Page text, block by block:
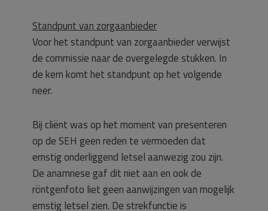
Standpunt van zorgaanbieder
Voor het standpunt van zorgaanbieder verwijst
de commissie naar de overgelegde stukken. In
de kern komt het standpunt op het volgende
neer.
Bij cliënt was op het moment van presenteren
op de SEH geen reden te vermoeden dat
ernstig onderliggend letsel aanwezig zou zijn.
De anamnese gaf dit niet aan en ook de
röntgenfoto liet geen aanwijzingen van mogelijk
ernstig letsel zien. De strekfunctie is